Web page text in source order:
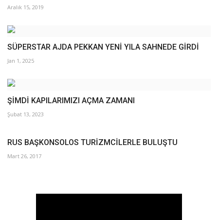
Aralık 15, 2019
SÜPERSTAR AJDA PEKKAN YENİ YILA SAHNEDE GİRDİ
Jan 1, 2025
ŞİMDİ KAPILARIMIZI AÇMA ZAMANI
Şubat 13, 2023
RUS BAŞKONSOLOS TURİZMCİLERLE BULUŞTU
Mart 26, 2017